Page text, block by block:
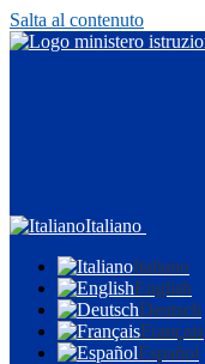
Salta al contenuto
Italiano
Italiano
English
Deutsch
Français
Español